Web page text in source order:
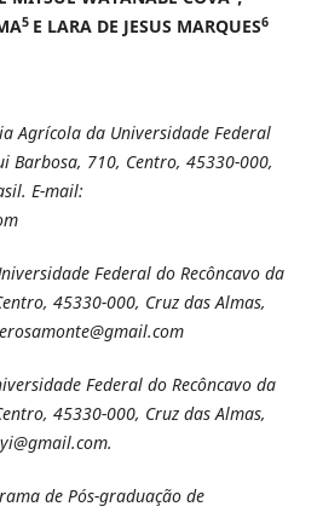
5 E LARA DE JESUS MARQUES6
Agrícola da Universidade Federal
Barbosa, 710, Centro, 45330-000,
E-mail:
Federal do Recôncavo da
45330-000, Cruz das Almas,
Federal do Recôncavo da
45330-000, Cruz das Almas,
de Pós-graduação de